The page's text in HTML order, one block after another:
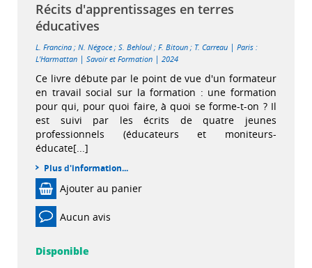
Récits d'apprentissages en terres
éducatives
L. Francina ; N. Négoce ; S. Behloul ; F. Bitoun ; T. Carreau | Paris :
L'Harmattan | Savoir et Formation | 2024
Ce livre débute par le point de vue d'un formateur
en travail social sur la formation : une formation
pour qui, pour quoi faire, à quoi se forme-t-on ? Il
est suivi par les écrits de quatre jeunes
professionnels (éducateurs et moniteurs-
éducate[...]
Plus d'information...
Ajouter au panier
Aucun avis
Disponible